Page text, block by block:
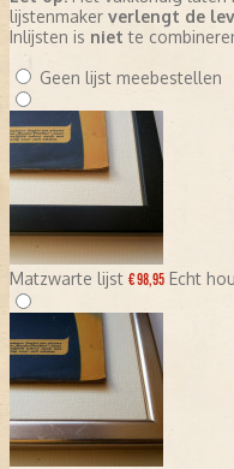
lijstenmaker verlengt de
Inlijsten is niet te
Geen lijst meebestellen
Matzwarte lijst € 98,95 Echt